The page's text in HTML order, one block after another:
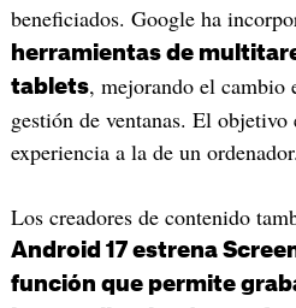
beneficiados. Google ha
herramientas de
tablets, mejorando el cambio
gestión de ventanas. El objetivo
experiencia a la de un ordenador.
Los creadores de contenido
Android 17 estrena
función que permite